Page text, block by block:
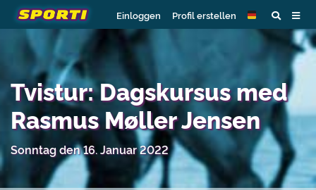
Einloggen Profil erstellen
Tvistur: Dagskursus med
Rasmus Møller Jensen
Sonntag den 16. Januar 2022